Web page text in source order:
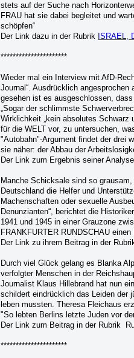
stets auf der Suche nach
FRAU hat sie dabei begleitet und
schöpfen“
Der Link dazu in der Rubrik ISRAEL,
**********************
Wieder mal ein Interview mit AfD-
Journal“. Ausdrücklich
gesehen ist es ausgeschlossen,
„Sogar der schlimmste
Wirklichkeit „kein absolutes
für die WELT vor, zu untersuchen,
"Autobahn"-Argument findet der drei
sie näher: der Abbau der
Der Link zum Ergebnis seiner
Manche Schicksale sind so
Deutschland die Helfer und
Machenschaften oder sexuelle
Denunzianten“, berichtet die
1941 und 1945 in einer Grauzone
FRANKFURTER RUNDSCHAU
Der Link zu ihrem Beitrag in der
Durch viel Glück gelang es Blanka
verfolgter Menschen in der
Journalist Klaus Hillebrand hat nun
schildert eindrücklich das Leiden der
leben mussten. Theresa Fleichaus
"So lebten Berlins letzte Juden vor
Der Link zum Beitrag in der Rubrik
**********************